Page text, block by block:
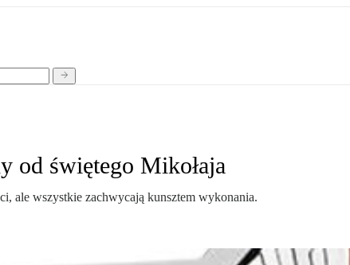
od świętego Mikołaja
ale wszystkie zachwycają kunsztem wykonania.